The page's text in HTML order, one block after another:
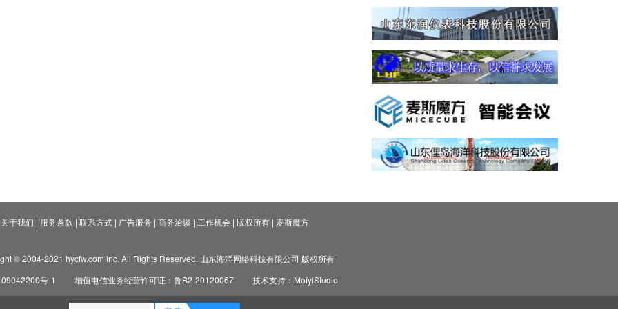
关于我们 | 服务条款 | 联系方式| 广告服务 | 商务洽谈 | 工作机会| 版权所有| 麦斯魔方
© 2004-2021 hycfw.com Inc. All Rights Reserved. 山东海洋网络科技有限公司 版权所有
号-1
增值电信业务经营许可证：鲁B2-20120067 技术支持：MofyiStudio